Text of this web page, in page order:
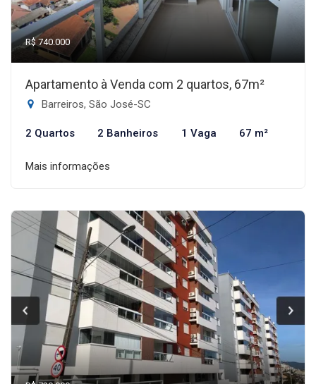
R$ 740.000
Apartamento à Venda com 2 quartos, 67m²
Barreiros, São José-SC
2 Quartos 2 Banheiros 1 Vaga 67 m²
Mais informações